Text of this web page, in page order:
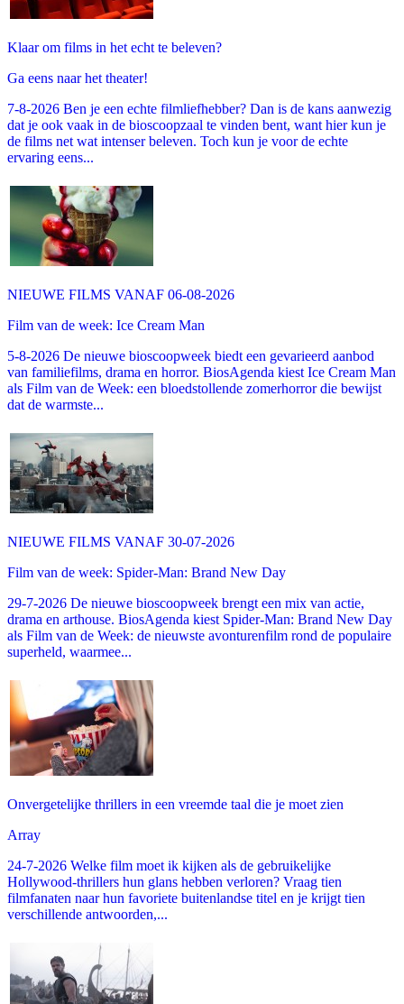
Klaar om films in het echt te beleven?
Ga eens naar het theater!
7-8-2026 Ben je een echte filmliefhebber? Dan is de kans aanwezig
dat je ook vaak in de bioscoopzaal te vinden bent, want hier kun je
de films net wat intenser beleven. Toch kun je voor de echte
ervaring eens...
NIEUWE FILMS VANAF 06-08-2026
Film van de week: Ice Cream Man
5-8-2026 De nieuwe bioscoopweek biedt een gevarieerd aanbod
van familiefilms, drama en horror. BiosAgenda kiest Ice Cream Man
als Film van de Week: een bloedstollende zomerhorror die bewijst
dat de warmste...
NIEUWE FILMS VANAF 30-07-2026
Film van de week: Spider-Man: Brand New Day
29-7-2026 De nieuwe bioscoopweek brengt een mix van actie,
drama en arthouse. BiosAgenda kiest Spider-Man: Brand New Day
als Film van de Week: de nieuwste avonturenfilm rond de populaire
superheld, waarmee...
Onvergetelijke thrillers in een vreemde taal die je moet zien
Array
24-7-2026 Welke film moet ik kijken als de gebruikelijke
Hollywood-thrillers hun glans hebben verloren? Vraag tien
filmfanaten naar hun favoriete buitenlandse titel en je krijgt tien
verschillende antwoorden,...